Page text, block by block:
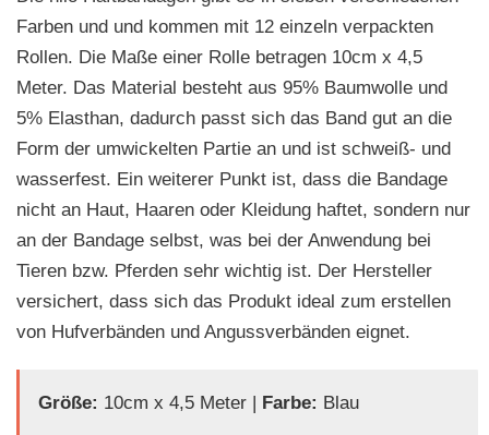
Farben und und kommen mit 12 einzeln verpackten
Rollen. Die Maße einer Rolle betragen 10cm x 4,5
Meter. Das Material besteht aus 95% Baumwolle und
5% Elasthan, dadurch passt sich das Band gut an die
Form der umwickelten Partie an und ist schweiß- und
wasserfest. Ein weiterer Punkt ist, dass die Bandage
nicht an Haut, Haaren oder Kleidung haftet, sondern nur
an der Bandage selbst, was bei der Anwendung bei
Tieren bzw. Pferden sehr wichtig ist. Der Hersteller
versichert, dass sich das Produkt ideal zum erstellen
von Hufverbänden und Angussverbänden eignet.
Größe: 10cm x 4,5 Meter | Farbe: Blau